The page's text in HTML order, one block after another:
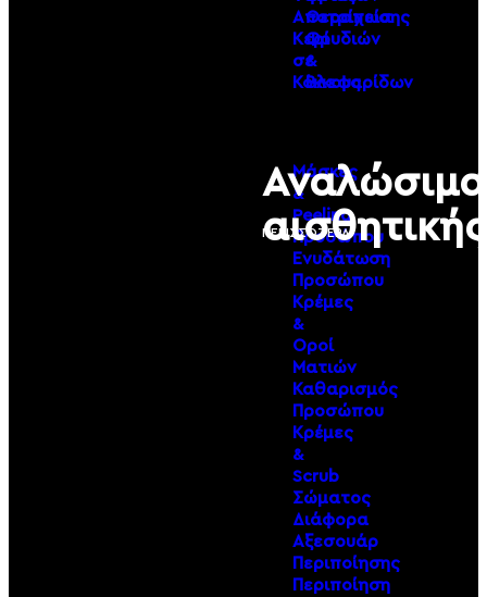
Αποτρίχωσης
Κερί
σε
Κόκκους
Θεραπεία
Φρυδιών
&
Βλεφαρίδων
Μάσκες
&
Peeling
Προσώπου
Ενυδάτωση
Προσώπου
Κρέμες
&
Οροί
Ματιών
Καθαρισμός
Προσώπου
Κρέμες
&
Scrub
Σώματος
Διάφορα
Αξεσουάρ
Περιποίησης
Περιποίηση
ΠΕΡΙΣΣΟΤΕΡΑ
Αναλώσιμα
αισθητικής